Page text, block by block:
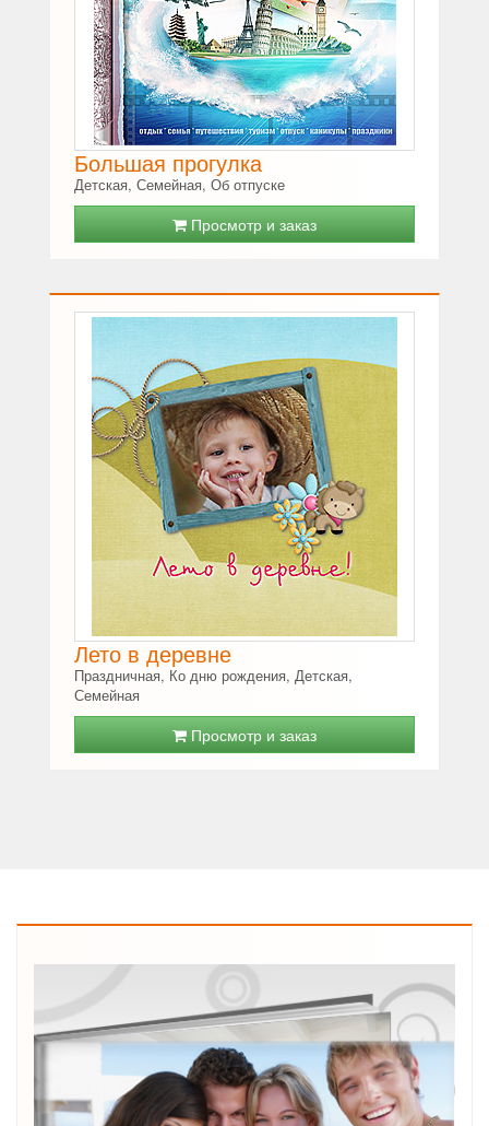
Большая прогулка
Детская, Семейная, Об отпуске
Просмотр и заказ
Лето в деревне
Праздничная, Ко дню рождения, Детская,
Семейная
Просмотр и заказ